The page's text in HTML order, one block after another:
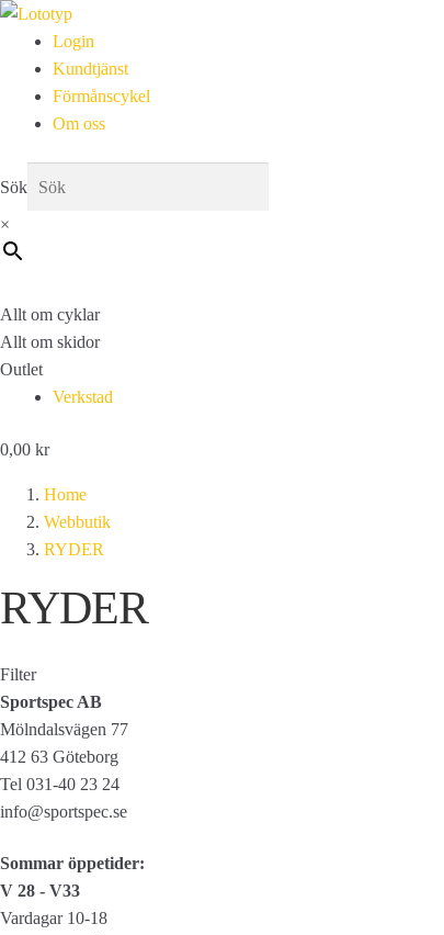
Login
Kundtjänst
Förmånscykel
Om oss
Sök
×
Allt om cyklar
Allt om skidor
Outlet
Verkstad
0,00 kr
Home
Webbutik
RYDER
RYDER
Filter
Sportspec AB
Mölndalsvägen 77
412 63 Göteborg
Tel 031-40 23 24
info@sportspec.se
Sommar öppetider:
V 28 - V33
Vardagar 10-18